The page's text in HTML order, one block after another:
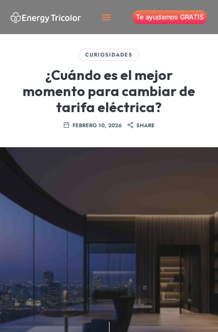
Te ayudamos GRATIS
CURIOSIDADES
¿Cuándo es el mejor
momento para cambiar de
tarifa eléctrica?
FEBRERO 10, 2026 SHARE